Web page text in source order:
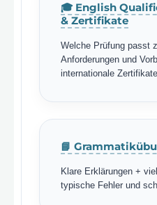
🎓 English
& Zertifikate
Welche Prüfung passt
Anforderungen und
internationale
📘
Klare Erklärungen +
typische Fehler und